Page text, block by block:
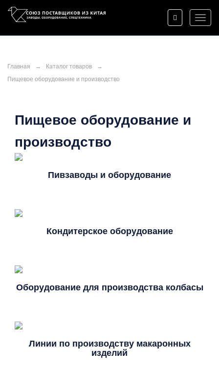
Главная → Каталог товаров
→
Пищевое оборудование и производство
Пищевое оборудование и
производство
Пивзаводы и оборудование
Кондитерское оборудование
Оборудование для производства колбасы
Линии по производству макаронных
изделий